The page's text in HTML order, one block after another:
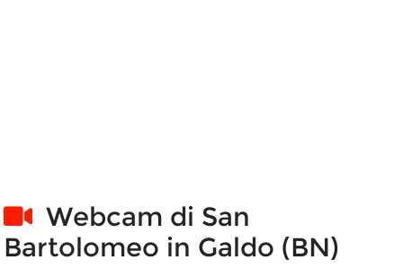
Webcam di San
Bartolomeo in Galdo (BN)